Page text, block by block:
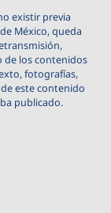
existir previa
México, queda
de los contenidos
fotografías,
este contenido
publicado.